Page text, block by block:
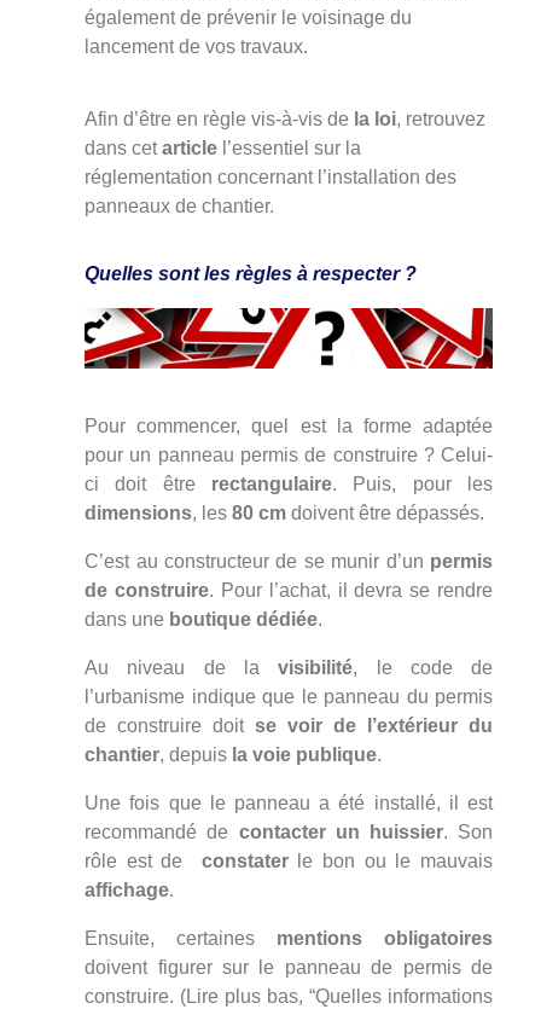
également de prévenir le voisinage du
lancement de vos travaux.
Afin d’être en règle vis-à-vis de la loi, retrouvez
dans cetarticle l’essentiel sur la
réglementation concernant l’installation des
panneaux de chantier.
Quelles sont les règles à respecter ?
Pour commencer, quel est la forme adaptée
pour un panneau permis de construire ? Celui-
ci doit être rectangulaire. Puis, pour les
dimensions, les80 cm doivent être dépassés.
C’est au constructeur de se munir d’un permis
de construire. Pour l’achat, il devra se rendre
dans une boutique dédiée.
Au niveau de lavisibilité, le code de
l’urbanisme indique que le panneau du permis
de construire doitse voir de l’extérieur du
chantier, depuis la voie publique.
Une fois que le panneau a été installé, il est
recommandé de contacter un huissier. Son
rôle est de constaterle bon ou le mauvais
affichage.
Ensuite, certaines mentions obligatoires
doivent figurer sur le panneau de permis de
construire. (Lire plus bas, “Quelles informations